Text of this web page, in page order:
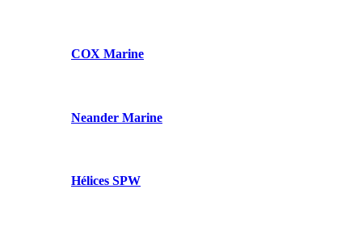
COX Marine
Neander Marine
Hélices SPW